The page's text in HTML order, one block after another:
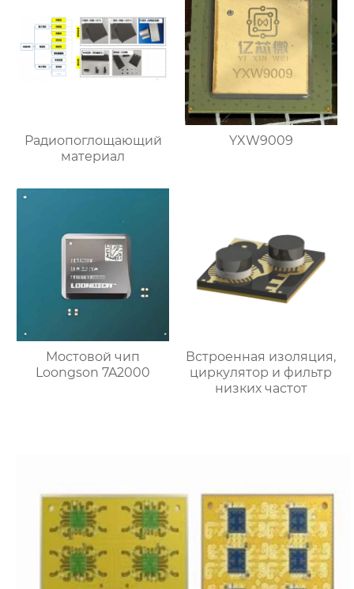
Радиопоглощающий
материал
YXW9009
Мостовой чип
Loongson 7A2000
Встроенная изоляция,
циркулятор и фильтр
низких частот